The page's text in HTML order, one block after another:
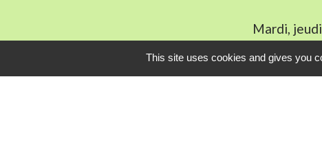
Mardi,
This site uses cookies and gives you